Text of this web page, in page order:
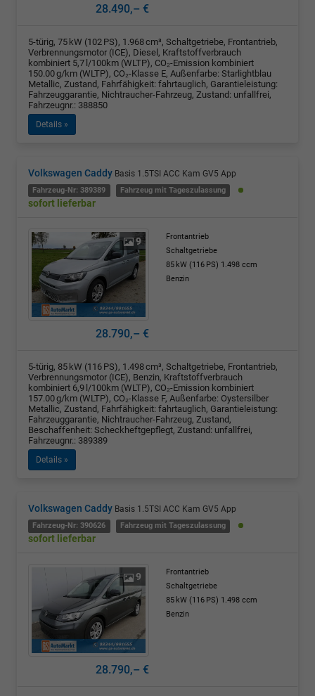
28.490,– €
5-türig, 75 kW (102 PS), 1.968 cm³, Schaltgetriebe, Frontantrieb,
Verbrennungsmotor (ICE), Diesel, Kraftstoffverbrauch
kombiniert 5,7 l/100km (WLTP), CO₂-Emission kombiniert
150.00 g/km (WLTP), CO₂-Klasse E, Außenfarbe: Starlightblau
Metallic, Zustand, Fahrfähigkeit: fahrtauglich, Garantieleistung:
Fahrzeuggarantie, Nichtraucher-Fahrzeug, Zustand: unfallfrei,
Fahrzeugnr.: 388850
Details »
Volkswagen Caddy Basis 1.5TSI ACC Kam GV5 App
Fahrzeug-Nr: 389389 Fahrzeug mit Tageszulassung
sofort lieferbar
9
Frontantrieb
Schaltgetriebe
85 kW (116 PS) 1.498 ccm
Benzin
28.790,– €
5-türig, 85 kW (116 PS), 1.498 cm³, Schaltgetriebe, Frontantrieb,
Verbrennungsmotor (ICE), Benzin, Kraftstoffverbrauch
kombiniert 6,9 l/100km (WLTP), CO₂-Emission kombiniert
157.00 g/km (WLTP), CO₂-Klasse F, Außenfarbe: Oystersilber
Metallic, Zustand, Fahrfähigkeit: fahrtauglich, Garantieleistung:
Fahrzeuggarantie, Nichtraucher-Fahrzeug, Zustand,
Beschaffenheit: Scheckheftgepflegt, Zustand: unfallfrei,
Fahrzeugnr.: 389389
Details »
Volkswagen Caddy Basis 1.5TSI ACC Kam GV5 App
Fahrzeug-Nr: 390626 Fahrzeug mit Tageszulassung
sofort lieferbar
9
Frontantrieb
Schaltgetriebe
85 kW (116 PS) 1.498 ccm
Benzin
28.790,– €